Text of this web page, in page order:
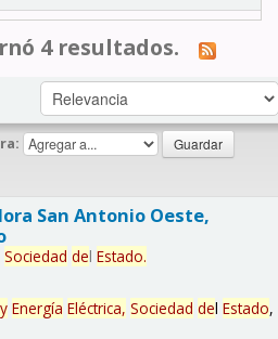
4 resultados.
San Antonio Oeste,
Sociedad del Estado.
y Energía Eléctrica, Sociedad del Estado,